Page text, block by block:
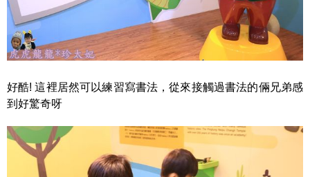
好酷! 這裡居然可以練習寫書法，從來接觸過書法的倆兄弟感
到好驚奇呀